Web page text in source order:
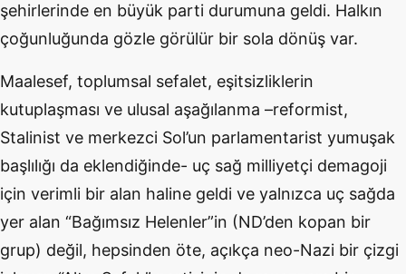
şehirlerinde en büyük parti durumuna geldi. Halkın
çoğunluğunda gözle görülür bir sola dönüş var.
Maalesef, toplumsal sefalet, eşitsizliklerin
kutuplaşması ve ulusal aşağılanma –reformist,
Stalinist ve merkezci Sol’un parlamentarist yumuşak
başlılığı da eklendiğinde- uç sağ milliyetçi demagoji
için verimli bir alan haline geldi ve yalnızca uç sağda
yer alan “Bağımsız Helenler”in (ND’den kopan bir
grup) değil, hepsinden öte, açıkça neo-Nazi bir çizgi